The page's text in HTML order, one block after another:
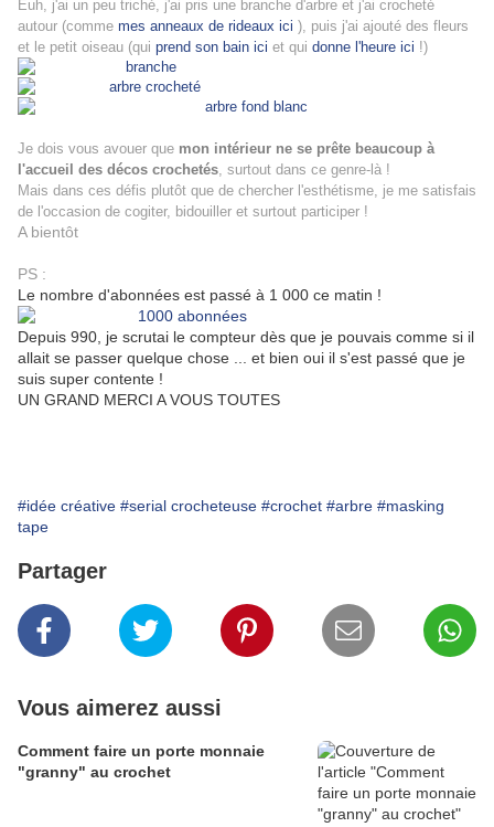
Euh, j'ai un peu triché, j'ai pris une branche d'arbre et j'ai crocheté
autour (comme mes anneaux de rideaux ici ), puis j'ai ajouté des fleurs
et le petit oiseau (qui prend son bain ici et qui donne l'heure ici !)
Je dois vous avouer que mon intérieur ne se prête beaucoup à
l'accueil des décos crochetés, surtout dans ce genre-là !
Mais dans ces défis plutôt que de chercher l'esthétisme, je me satisfais
de l'occasion de cogiter, bidouiller et surtout participer !
A bientôt
PS :
Le nombre d'abonnées est passé à 1 000 ce matin !
Depuis 990, je scrutai le compteur dès que je pouvais comme si il
allait se passer quelque chose ... et bien oui il s'est passé que je
suis super contente !
UN GRAND MERCI A VOUS TOUTES
#idée créative #serial crocheteuse #crochet #arbre #masking
tape
Partager
Vous aimerez aussi
Comment faire un porte monnaie
"granny" au crochet